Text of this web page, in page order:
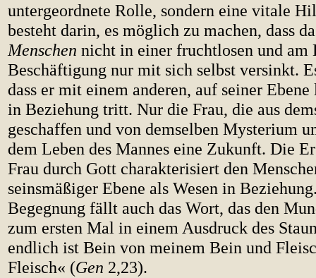
untergeordnete Rolle, sondern eine vitale
besteht darin, es möglich zu machen, dass
Menschen nicht in einer fruchtlosen und am
Beschäftigung nur mit sich selbst versinkt.
dass er mit einem anderen, auf seiner Ebene
in Beziehung tritt. Nur die Frau, die aus
geschaffen und von demselben Mysterium
dem Leben des Mannes eine Zukunft. Die
Frau durch Gott charakterisiert den
seinsmäßiger Ebene als Wesen in
Begegnung fällt auch das Wort, das den
zum ersten Mal in einem Ausdruck des
endlich ist Bein von meinem Bein und
Fleisch« (Gen 2,23).